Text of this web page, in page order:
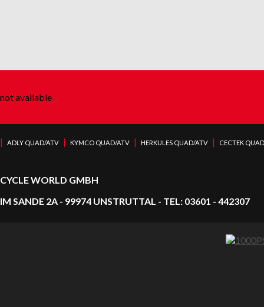
not available
| ADLY QUAD/ATV | KYMCO QUAD/ATV | HERKULES QUAD/ATV | CECTEK
CYCLE WORLD GMBH
IM SANDE 2A - 99974 UNSTRUTTAL - TEL: 03601 - 442307